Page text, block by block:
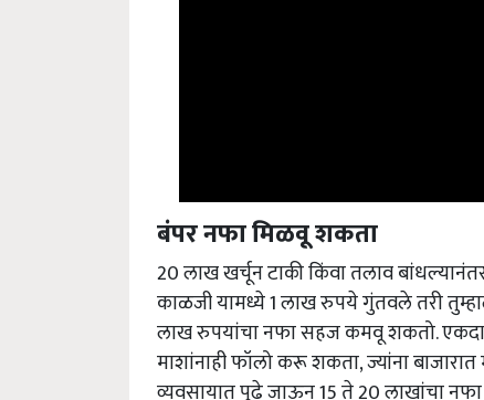
बंपर नफा मिळवू शकता
20 लाख खर्चून टाकी किंवा तलाव
काळजी यामध्ये 1 लाख रुपये गुंतवले तरी
लाख रुपयांचा नफा सहज कमवू शकतो. एकदा
माशांनाही फॉलो करू शकता, ज्यांना
व्यवसायात पुढे जाऊन 15 ते 20 लाखांचा